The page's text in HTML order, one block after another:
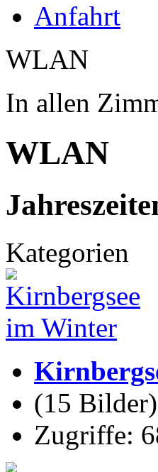
Anfahrt
WLAN
In allen
WLAN
Kategorien
(15 Bilder)
Zugriffe: